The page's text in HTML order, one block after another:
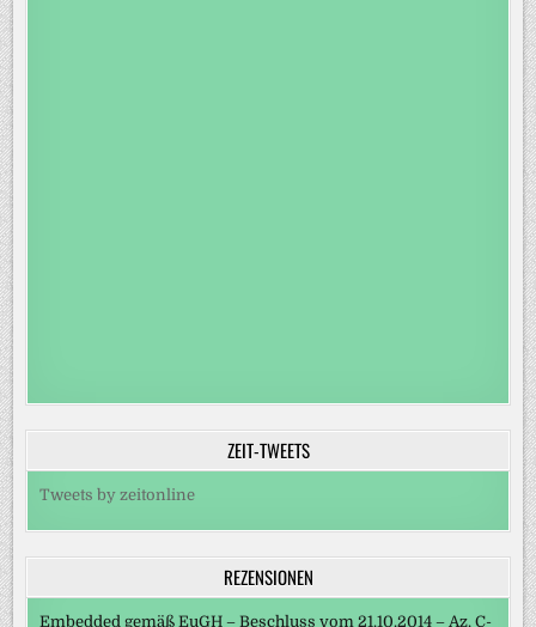
ZEIT-TWEETS
Tweets by zeitonline
REZENSIONEN
Embedded gemäß EuGH – Beschluss vom 21.10.2014 – Az. C-